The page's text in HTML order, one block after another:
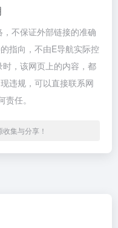
不保证外部链接的准确
指向，不由E导航实际控
，该网页上的内容，都
违规，可以直接联系网
任。
集与分享！